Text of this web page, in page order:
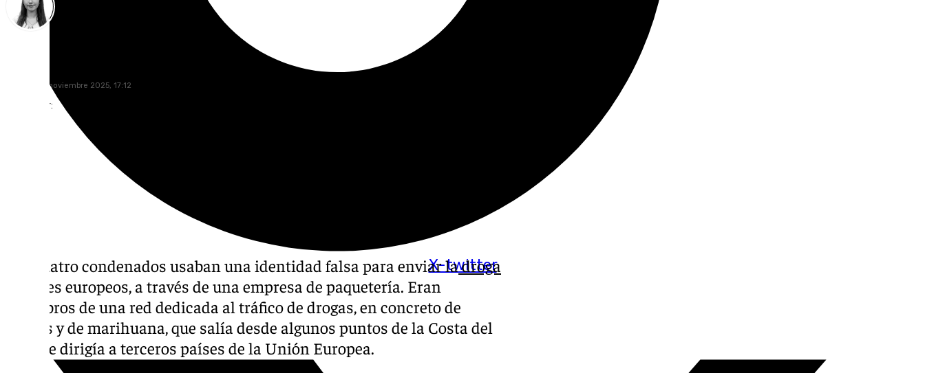
X-twitter
sábado, 29 noviembre 2025, 17:12
Compartir:
Los cuatro condenados usaban una identidad falsa para enviar ladroga
a países europeos, a través de una empresa de paquetería. Eran
miembros de una red dedicada al tráfico de drogas, en concreto de
hachís y de marihuana, que salía desde algunos puntos de la Costa del
Sol y se dirigía a terceros países de la Unión Europea.